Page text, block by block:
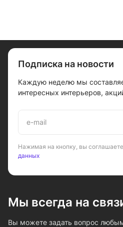
Подписка на новости
Каждую неделю мы
интересных интерьеров,
Нажимая на кнопку, вы
данных
Мы всегда на
Вы можете задать вопрос